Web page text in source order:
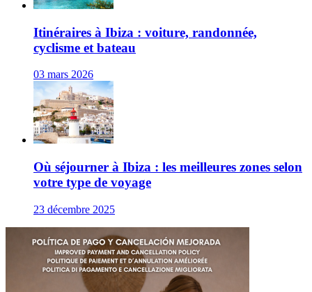
Itinéraires à Ibiza : voiture, randonnée,
cyclisme et bateau
03 mars 2026
Où séjourner à Ibiza : les meilleures zones selon
votre type de voyage
23 décembre 2025